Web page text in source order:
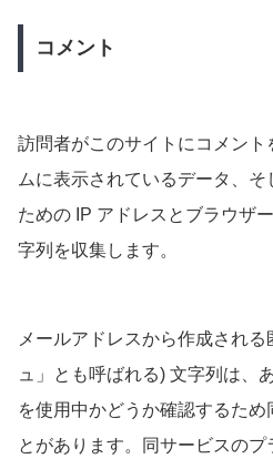
コメント
訪問者がこのサイトにコメン
ムに表示されているデータ、
ための IP アドレスとブラウザ
字列を収集します。
メールアドレスから作成され
ュ」とも呼ばれる) 文字列は、
を使用中かどうか確認するため
とがあります。同サービスの